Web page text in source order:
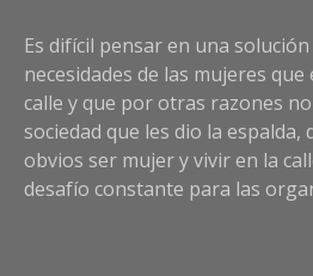
Es difícil pensar en una
necesidades de las mujeres
calle y que por otras razones
sociedad que les dio la
obvios ser mujer y vivir en la
desafío constante para las